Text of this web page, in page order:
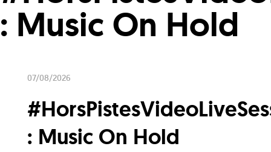
: Music On Hold
07/08/2026
: Music On Hold